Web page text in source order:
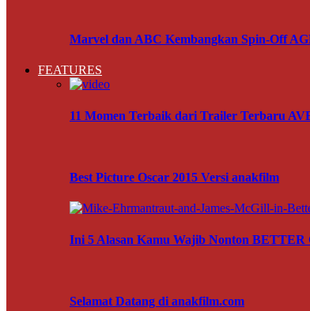
Marvel dan ABC Kembangkan Spin-Off
FEATURES
11 Momen Terbaik dari Trailer Terbaru
Best Picture Oscar 2015 Versi anakfilm
Ini 5 Alasan Kamu Wajib Nonton
Selamat Datang di anakfilm.com